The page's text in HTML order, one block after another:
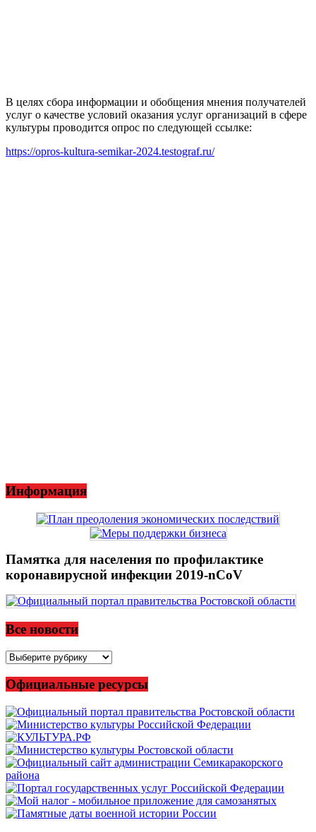
В целях сбора информации и обобщения мнения получателей
услуг о качестве условий оказания услуг организаций в сфере
культуры проводится опрос по следующей ссылке:
https://opros-kultura-semikar-2024.testograf.ru/
Информация
Памятка для населения по профилактике
коронавирусной инфекции 2019-nCoV
Все новости
Все
Официальные ресурсы